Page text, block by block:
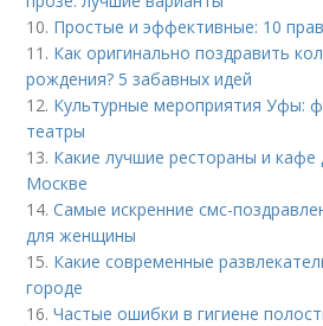
10. Простые и эффективные: 10
11. Как оригинально поздравить
рождения? 5 забавных идей
12. Культурные мероприятия Уфы:
театры
13. Какие лучшие рестораны и кафе
Москве
14.Самые искренние смс-
для женщины
15. Какие современные
городе
16.Частые ошибки в гигиене